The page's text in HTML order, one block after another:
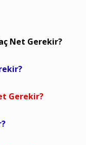
Net Gerekir?
Gerekir?